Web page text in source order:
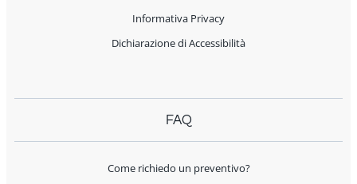
Informativa Privacy
Dichiarazione di Accessibilità
FAQ
Come richiedo un preventivo?